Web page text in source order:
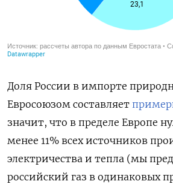
Доля России в импорте
Евросоюзом составляет
значит, что в пределе Европе
менее 11% всех источников
электричества и тепла (мы
российский газ в одинаковых